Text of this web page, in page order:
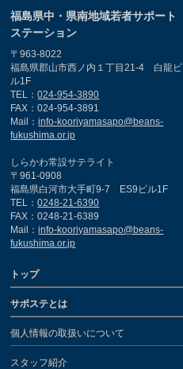
福島県中・県南地域若者サポート
ステーション
〒963-8022
福島県郡山市西ノ内１丁目21-4 白龍ビ
ル1F
TEL：024-954-3890
FAX：024-954-3891
Mail：info-kooriyamasapo@beans-
fukushima.or.jp
しらかわ常設サテライト
〒961-0908
福島県白河市大手町9-7 ES9ビル1F
TEL：0248-21-6390
FAX：0248-21-6389
Mail：info-kooriyamasapo@beans-
fukushima.or.jp
トップ
サポステとは
個人情報の取扱いについて
スタッフ紹介